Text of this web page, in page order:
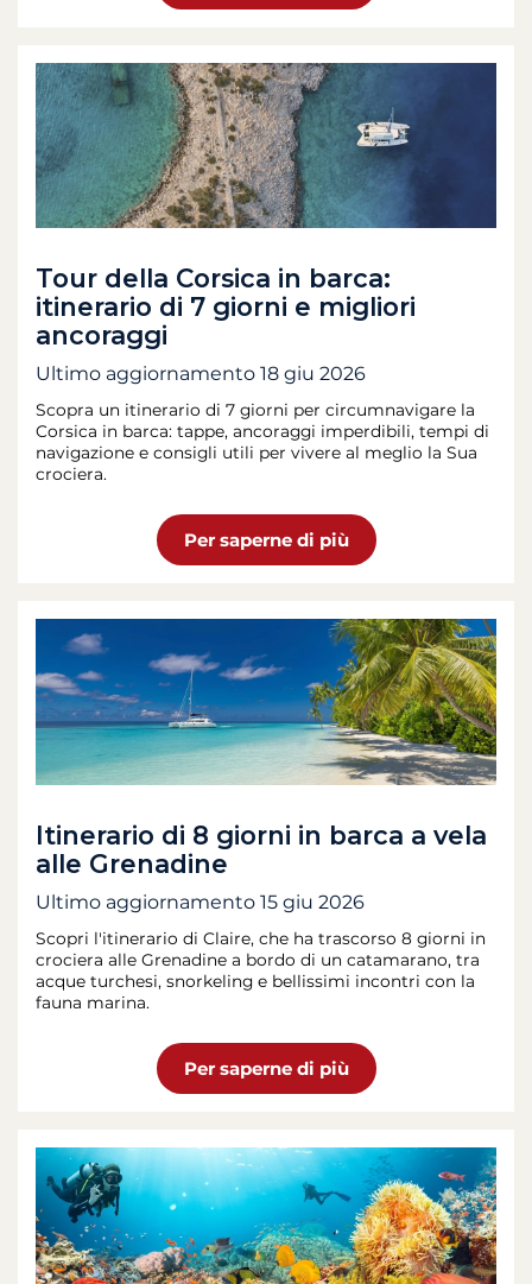
Tour della Corsica in barca:
itinerario di 7 giorni e migliori
ancoraggi
Ultimo aggiornamento 18 giu 2026
Scopra un itinerario di 7 giorni per circumnavigare la
Corsica in barca: tappe, ancoraggi imperdibili, tempi di
navigazione e consigli utili per vivere al meglio la Sua
crociera.
Per saperne di più
Itinerario di 8 giorni in barca a vela
alle Grenadine
Ultimo aggiornamento 15 giu 2026
Scopri l'itinerario di Claire, che ha trascorso 8 giorni in
crociera alle Grenadine a bordo di un catamarano, tra
acque turchesi, snorkeling e bellissimi incontri con la
fauna marina.
Per saperne di più